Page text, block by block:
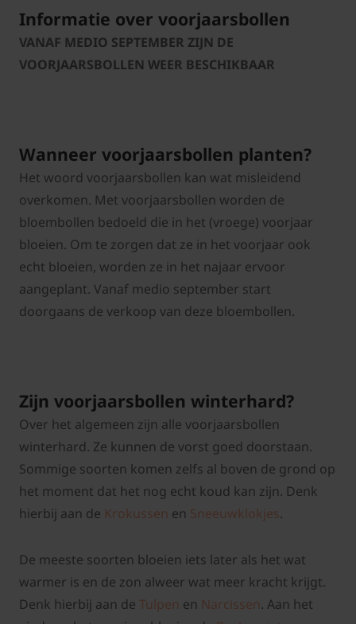
Informatie over voorjaarsbollen
VANAF MEDIO SEPTEMBER ZIJN DE
VOORJAARSBOLLEN WEER BESCHIKBAAR
Wanneer voorjaarsbollen planten?
Het woord voorjaarsbollen kan wat misleidend
overkomen. Met voorjaarsbollen worden de
bloembollen bedoeld die in het (vroege) voorjaar
bloeien. Om te zorgen dat ze in het voorjaar ook
echt bloeien, worden ze in het najaar ervoor
aangeplant. Vanaf medio september start
doorgaans de verkoop van deze bloembollen.
Zijn voorjaarsbollen winterhard?
Over het algemeen zijn alle voorjaarsbollen
winterhard. Ze kunnen de vorst goed doorstaan.
Sommige soorten komen zelfs al boven de grond op
het moment dat het nog echt koud kan zijn. Denk
hierbij aan de Krokussen en Sneeuwklokjes.
De meeste soorten bloeien iets later als het wat
warmer is en de zon alweer wat meer kracht krijgt.
Denk hierbij aan de Tulpen en Narcissen. Aan het